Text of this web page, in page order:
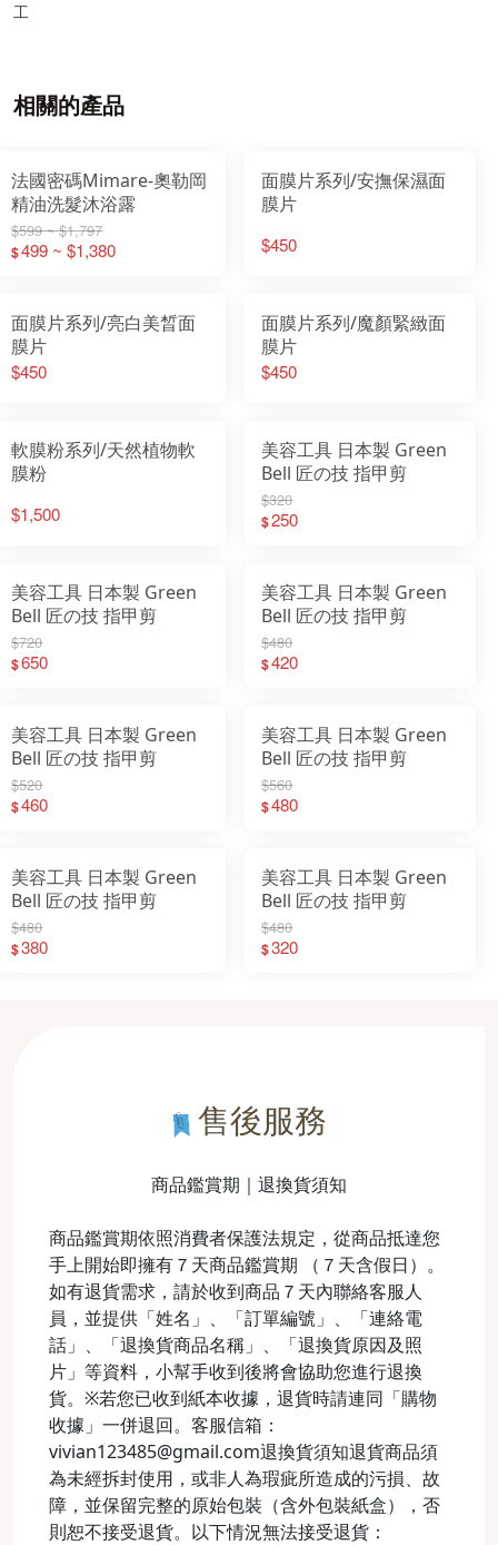
工
相關的產品
法國密碼Mimare-奧勒岡
精油洗髮沐浴露
$599 ~ $1,797
$499 ~ $1,380
面膜片系列/安撫保濕面
膜片
$450
面膜片系列/亮白美晳面
膜片
$450
面膜片系列/魔顏緊緻面
膜片
$450
軟膜粉系列/天然植物軟
膜粉
$1,500
美容工具 日本製 Green
Bell 匠の技 指甲剪
$320
$250
美容工具 日本製 Green
Bell 匠の技 指甲剪
$720
$650
美容工具 日本製 Green
Bell 匠の技 指甲剪
$480
$420
美容工具 日本製 Green
Bell 匠の技 指甲剪
$520
$460
美容工具 日本製 Green
Bell 匠の技 指甲剪
$560
$480
美容工具 日本製 Green
Bell 匠の技 指甲剪
$480
$380
美容工具 日本製 Green
Bell 匠の技 指甲剪
$480
$320
售後服務
商品鑑賞期｜退換貨須知
商品鑑賞期依照消費者保護法規定，從商品抵達您
手上開始即擁有７天商品鑑賞期 （７天含假日）。
如有退貨需求，請於收到商品７天內聯絡客服人
員，並提供「姓名」、「訂單編號」、「連絡電
話」、「退換貨商品名稱」、「退換貨原因及照
片」等資料，小幫手收到後將會協助您進行退換
貨。※若您已收到紙本收據，退貨時請連同「購物
收據」一併退回。客服信箱：
vivian123485@gmail.com退換貨須知退貨商品須
為未經拆封使用，或非人為瑕疵所造成的污損、故
障，並保留完整的原始包裝（含外包裝紙盒），否
則恕不接受退貨。以下情況無法接受退貨：